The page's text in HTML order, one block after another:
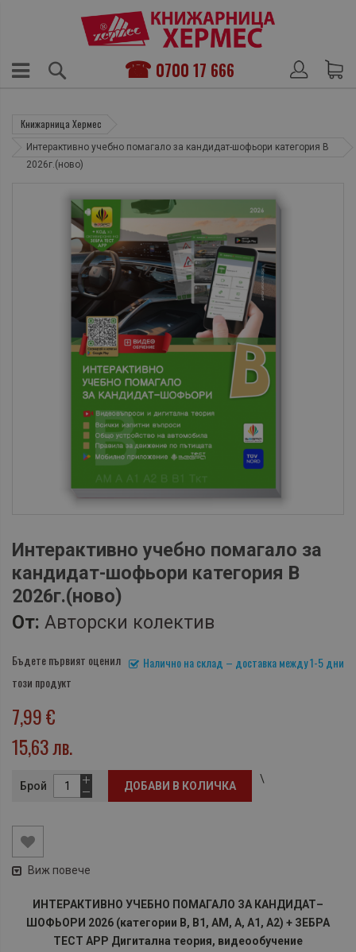
0700 17 666
Книжарница Хермес
Интерактивно учебно помагало за кандидат-шофьори категория B
2026г.(ново)
Интерактивно учебно помагало за
кандидат-шофьори категория B
2026г.(ново)
От: Авторски колектив
Налично на склад – доставка между 1-5 дни
Бъдете първият оценил
този продукт
7,99 €
15,63 лв.
Брой ДОБАВИ В КОЛИЧКА
\
Виж повече
ИНТЕРАКТИВНО УЧЕБНО ПОМАГАЛО ЗА КАНДИДАТ–
ШОФЬОРИ 2026 (категории В, В1, АМ, А, А1, А2) + ЗЕБРА
ТЕСТ APP Дигитална теория, видеообучение